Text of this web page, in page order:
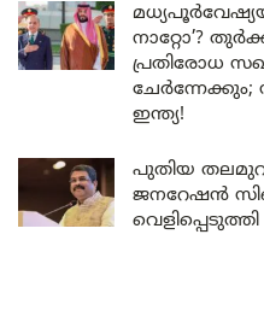
നാറ്റോ’?
പ്രതിരോധ
ചേർന്നേക്കും;
ഇന്ത്യ!
പുതിയ
ജനറേഷൻ സിയെ